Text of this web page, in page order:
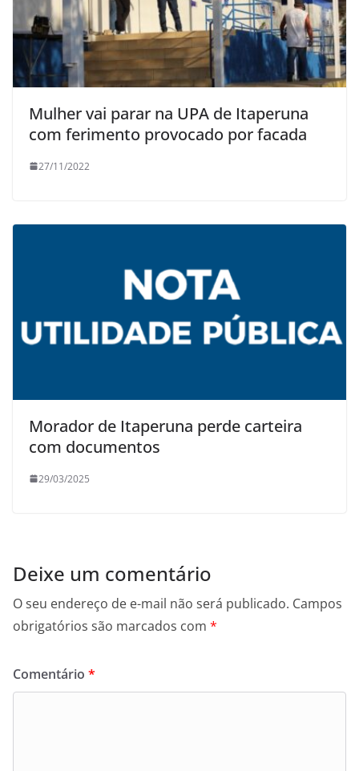
Mulher vai parar na UPA de Itaperuna
com ferimento provocado por facada
27/11/2022
Morador de Itaperuna perde carteira
com documentos
29/03/2025
Deixe um comentário
O seu endereço de e-mail não será publicado. Campos
obrigatórios são marcados com *
Comentário *